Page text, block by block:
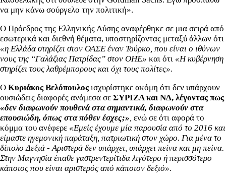
να μην κάνω σούργελο την πολιτική».
Ο Πρόεδρος της Ελληνικής Λύσης αναφέρθηκε σε μια σειρά από
εσωτερικά και διεθνή θέματα, υποστηρίζοντας μεταξύ άλλων ότι
«η Ελλάδα στηρίζει στον ΟΑΣΕ έναν Τούρκο, που είναι ο ιθύνων
νους της “Γαλάζιας Πατρίδας” στον ΟΗΕ» και ότι «Η κυβέρνηση
στηρίζει τους λαθρέμπορους και όχι τους πολίτες».
Ο Κυριάκος Βελόπουλοςισχυρίστηκε ακόμη ότι δεν υπάρχουν
ουσιώδεις διαφορές ανάμεσα σε ΣΥΡΙΖΑ και ΝΔ, λέγοντας πως
«δεν διαφωνούν πουθενά στα σημαντικά, διαφωνούν στα
επουσιώδη, όπως στα πόθεν έσχες;», ενώ σε ότι αφορά το
κόμμα του ανέφερε «Εμείς έχουμε μία παρουσία από το 2016 και
είμαστε ηγεμονική παράταξη, πατριωτική στον χώρο. Για μένα το
δίπολο Δεξιά - Αριστερά δεν υπάρχει, υπάρχει πείνα και μη πείνα.
Στην Μαγνησία έπαθε γαστρεντερίτιδα λιγότερο ή περισσότερο
κάποιος που είναι αριστερός από κάποιον δεξιό».